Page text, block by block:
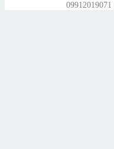
09912019071